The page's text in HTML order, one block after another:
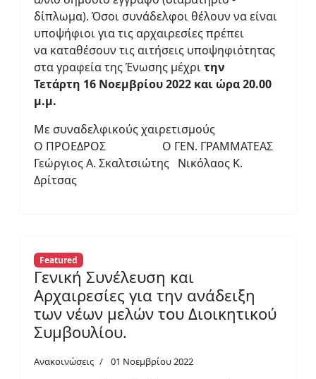
δίπλωμα). Όσοι συνάδελφοι θέλουν να είναι
υποψήφιοι για τις αρχαιρεσίες πρέπει
να καταθέσουν τις αιτήσεις υποψηφιότητας
στα γραφεία της Ένωσης μέχριτην
Τετάρτη 16 Νοεμβρίου 2022 και ώρα 20.00
μ.μ.
Με συναδελφικούς χαιρετισμούς
Ο ΠΡΟΕΔΡΟΣ Ο ΓΕΝ. ΓΡΑΜΜΑΤΕΑΣ
Γεώργιος Α. Σκαλτσιώτης Νικόλαος Κ.
Δρίτσας
Featured
Γενική Συνέλευση και
Αρχαιρεσίες για την ανάδειξη
των νέων μελών του Διοικητικού
Συμβουλίου.
Ανακοινώσεις 01 Νοεμβρίου 2022